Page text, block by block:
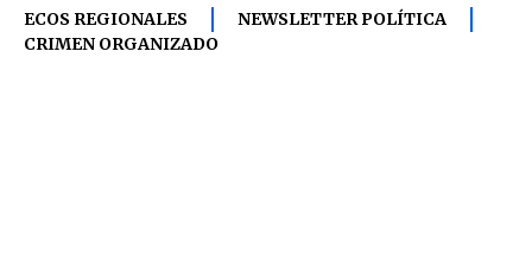
ECOS REGIONALES
NEWSLETTER POLÍTICA
CRIMEN ORGANIZADO